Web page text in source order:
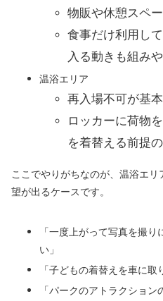
物販や休憩スペ
食事だけ利用し
入る動きも組み
温浴エリア
再入場不可が基本
ロッカーに荷物
を着替える前提
ここでやりがちなのが、温浴エ
望が出るケースです。
「一度上がって写真を撮
い」
「子どもの着替えを車に取
「パークのアトラクショ